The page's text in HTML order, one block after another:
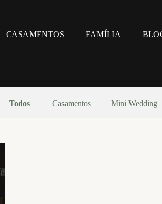
CASAMENTOS FAMÍLIA
Todos Casamentos Mini Wedding